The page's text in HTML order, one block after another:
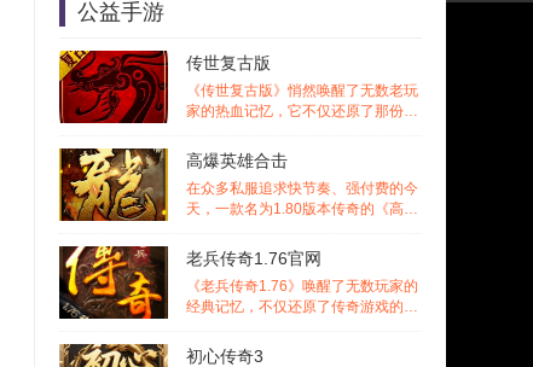
公益手游
传世复古版
《传世复古版》悄然唤醒了无数老玩
家的热血记忆，它不仅还原了那份熟
诸多
高爆英雄合击
在众多私服追求快节奏、强付费的今
天，一款名为1.80版本传奇的《高爆
经典
老兵传奇1.76官网
《老兵传奇1.76》唤醒了无数玩家的
经典记忆，不仅还原了传奇游戏的黄
与多
初心传奇3